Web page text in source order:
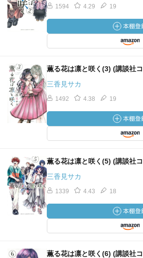
1594 4.29 19
薫る花は凛と咲く(3) (講談社
三香見サカ
1492 4.38 19
薫る花は凛と咲く(5) (講談社
三香見サカ
1339 4.43 18
薫る花は凛と咲く(6) (講談社